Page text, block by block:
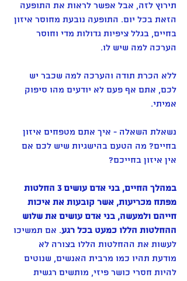
תירוץ לזה, אבל אפשר לראות את התופעה
הזאת בכל יום. התופעה נובעת מחוסר איזון
בחיים, בגלל ציפיות גדולות מדי וחוסר
הערכה למה שיש לו.
ללא הכרת תודה והערכה למה שכבר יש
לכם, אתם אף פעם לא יודעים מהו סיפוק
אמיתי.
נשאלת השאלה - איך אתם מטפחים איזון
בחיים? מה הטעם בהישגיות שיש לכם אם
אין איזון בחייכם?
במהלך החיים, בני אדם עושים 3 החלטות
מפתח מכריעות, אשר קובעות את איכות
חייהם ולמעשה, בני אדם עושים את שלוש
ההחלטות הללו כמעט בכל רגע. אם תמשיכו
לעשות את ההחלטות הללו בצורה לא
מודעת תהיו כמו מרבית האנשים, שנוטים
להיות חסרי כושר פיזי, מותשים רגשית